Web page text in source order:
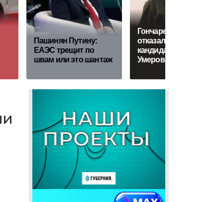
Пашинян Путину:
ЕАЭС трещит по
швам или это шантаж
Гончаренко: США
отказались от
кандидатуры
Умерова